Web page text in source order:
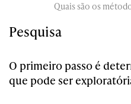
Quais são os
Pesquisa
O primeiro passo é
que pode ser